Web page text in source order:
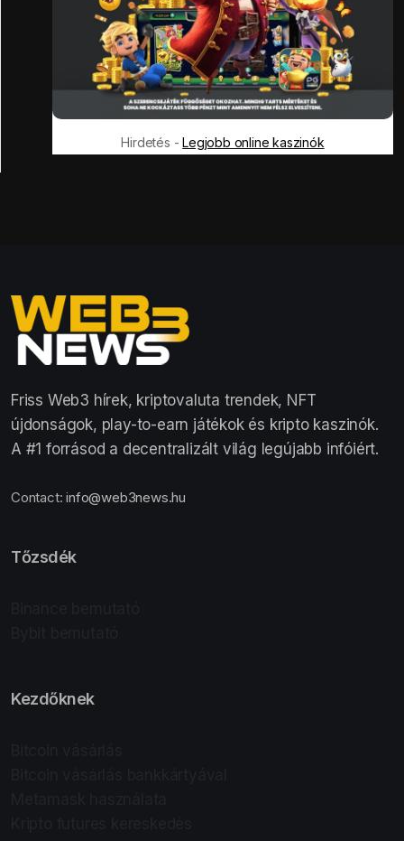
Hirdetés -Legjobb online kaszinók
Friss Web3 hírek, kriptovaluta trendek, NFT
újdonságok, play-to-earn játékok és kripto kaszinók.
A #1 forrásod a decentralizált világ legújabb infóiért.
Contact:info@web3news.hu
Tőzsdék
Kezdőknek